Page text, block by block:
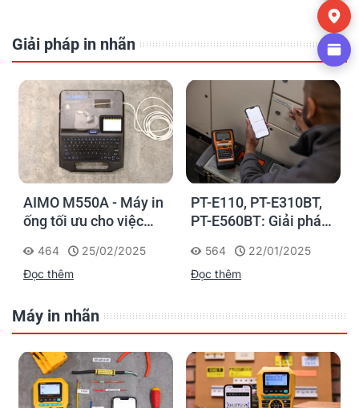
Giải pháp in nhãn
AIMO M550A - Máy in
ống tối ưu cho việc
nhận diện cáp điện,
cáp mạng
464
25/02/2025
Đọc thêm
PT-E110, PT-E310BT,
PT-E560BT: Giải pháp
nghiệp của Brother
564
22/01/2025
Đọc thêm
Máy in nhãn